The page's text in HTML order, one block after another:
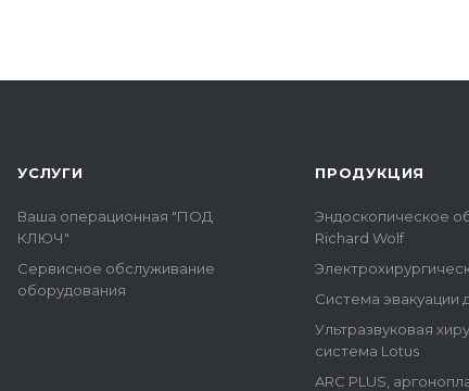
УСЛУГИ
Ваша операционная "ПОД
КЛЮЧ"
Сервисное обслуживание
оборудования
ПРОДУКЦИЯ
Эндоскопическое
Richard Wolf
Система эвакуации
Ультразвуковая
система Lotus
ARC PLUS,